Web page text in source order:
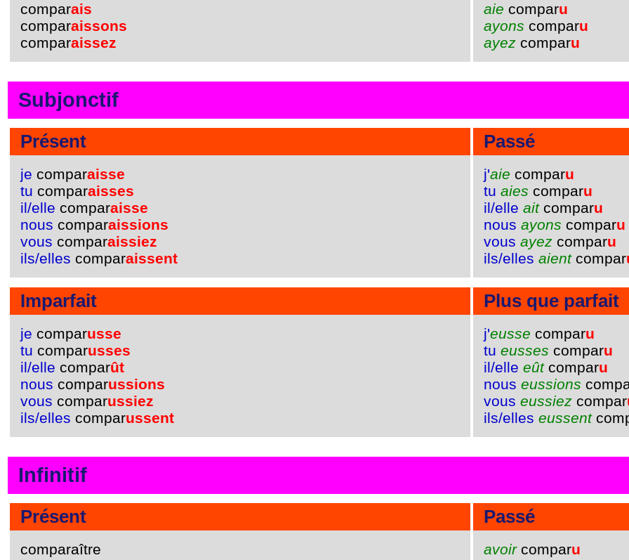
comparais
comparaissons
comparaissez
aie comparu
ayons comparu
ayez comparu
Subjonctif
Présent
je comparaisse
tu comparaisses
il/elle comparaisse
nous comparaissions
vous comparaissiez
ils/elles comparaissent
Passé
j'aie comparu
tu aies comparu
il/elle aitcomparu
nous ayons comparu
vous ayez comparu
ils/elles aientcompar
Imparfait
je comparusse
tu comparusses
il/elle comparût
nous comparussions
vous comparussiez
ils/elles comparussent
Plus que parfait
j'eusse comparu
tu eusses comparu
il/elle eûtcomparu
nous eussions
vous eussiez compar
ils/elles eussent
Infinitif
Présent
comparaître
Passé
avoircomparu